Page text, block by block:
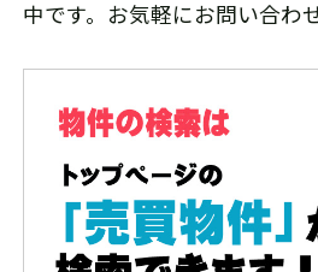
中です。お気軽にお問い合わ